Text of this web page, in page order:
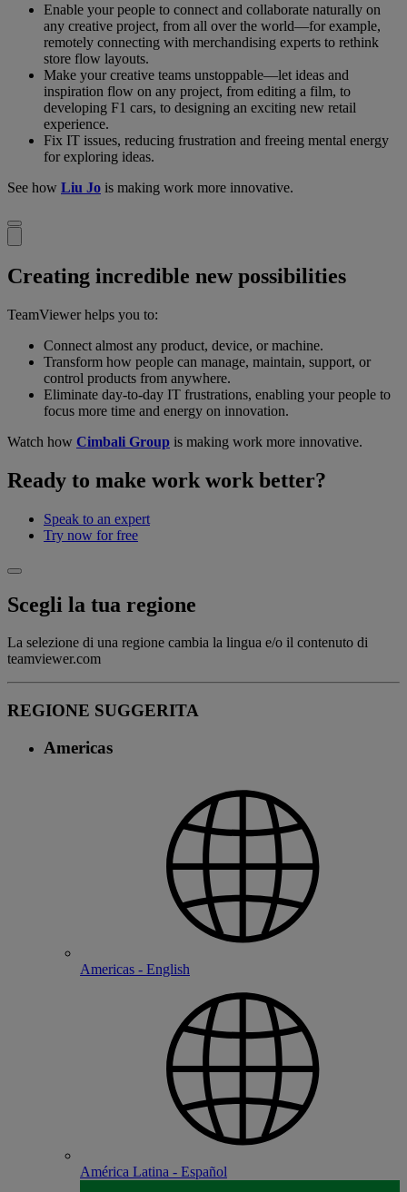
Enable your people to connect and collaborate naturally on
any creative project, from all over the world—for example,
remotely connecting with merchandising experts to rethink
store flow layouts.
Make your creative teams unstoppable—let ideas and
inspiration flow on any project, from editing a film, to
developing F1 cars, to designing an exciting new retail
experience.
Fix IT issues, reducing frustration and freeing mental energy
for exploring ideas.
See how Liu Jo is making work more innovative.
Creating incredible new possibilities
TeamViewer helps you to:
Connect almost any product, device, or machine.
Transform how people can manage, maintain, support, or
control products from anywhere.
Eliminate day-to-day IT frustrations, enabling your people to
focus more time and energy on innovation.
Watch how Cimbali Group is making work more innovative.
Ready to make work work better?
Speak to an expert
Try now for free
Scegli la tua regione
La selezione di una regione cambia la lingua e/o il contenuto di
teamviewer.com
REGIONE SUGGERITA
Americas
Americas - English
América Latina - Español